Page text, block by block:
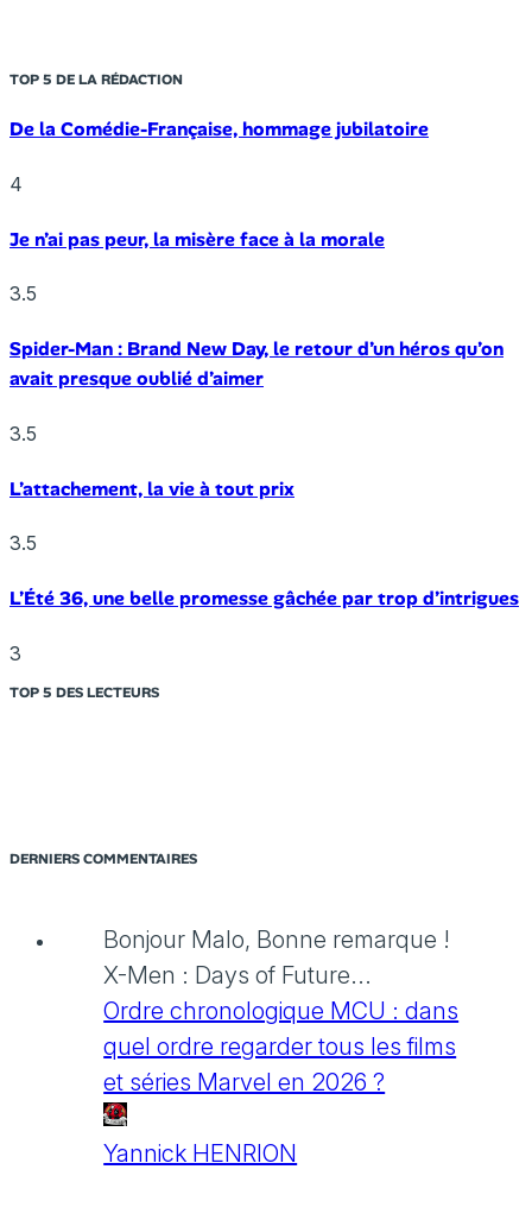
TOP 5 DE LA RÉDACTION
De la Comédie-Française, hommage jubilatoire
4
Je n’ai pas peur, la misère face à la morale
3.5
Spider-Man : Brand New Day, le retour d’un héros qu’on
avait presque oublié d’aimer
3.5
L’attachement, la vie à tout prix
3.5
L’Été 36, une belle promesse gâchée par trop d’intrigues
3
TOP 5 DES LECTEURS
DERNIERS COMMENTAIRES
Bonjour Malo, Bonne remarque !
X-Men : Days of Future...
Ordre chronologique MCU : dans
quel ordre regarder tous les films
et séries Marvel en 2026 ?
Yannick HENRION